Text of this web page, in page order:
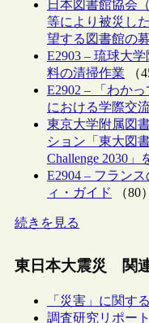
日本図書館協会
等により被災し
望する図書館の
E2903 – 琉球大
料の清掃作業 （
E2902 – 「わか
における学際交
東京大学附属図
ション「東大図
Challenge 2030」
E2904 – フラン
ィ・ガイド
（80）
続きを見る
東日本大震災 関
「災害」に関す
調査研究リポー